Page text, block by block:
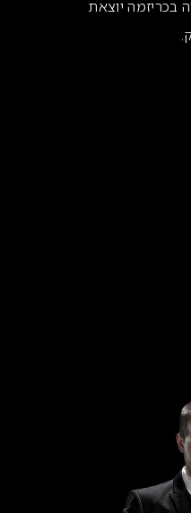
יוצאת